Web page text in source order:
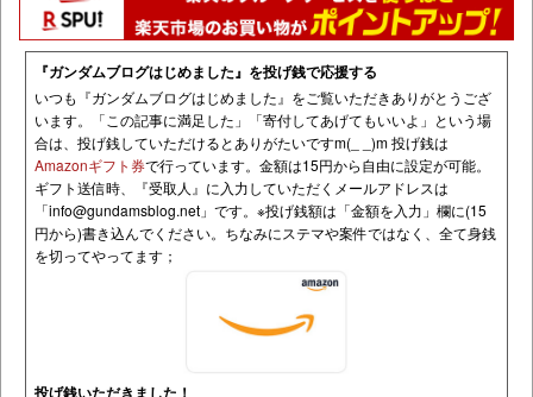
『ガンダムブログはじめました』を投げ銭で応援する
いつも『ガンダムブログはじめました』をご覧いただきありがとうござ
います。「この記事に満足した」「寄付してあげてもいいよ」という場
合は、投げ銭していただけるとありがたいですm(_ _)m 投げ銭は
Amazonギフト券で行っています。金額は15円から自由に設定が可能。
ギフト送信時、『受取人』に入力していただくメールアドレスは
「info@gundamsblog.net 」です。 ※投げ銭額は「金額を入力」欄に(15
円から)書き込んでください。ちなみにステマや案件ではなく、全て身銭
を切ってやってます；
投げ銭いただきました！